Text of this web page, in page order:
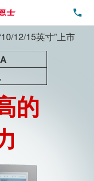
12/15英寸”上市
的